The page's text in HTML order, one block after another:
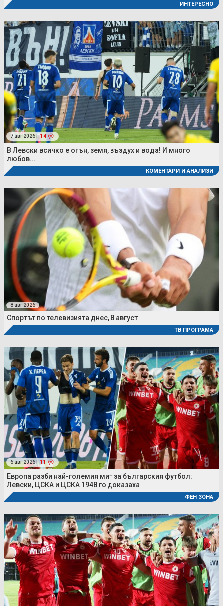
ИНТЕРЕСНО
7 авг 2026 | 14
В Левски всичко е огън, земя, въздух и вода! И много
любов...
КОМЕНТАРИ И АНАЛИЗИ
8 авг 2026
Спортът по телевизията днес, 8 август
ТВ ПРОГРАМА
6 авг 2026 | 11
Европа разби най-големия мит за българския футбол:
Левски, ЦСКА и ЦСКА 1948 го доказаха
ФЕН ЗОНА